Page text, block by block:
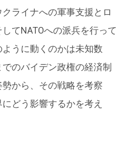
ライナへの軍事支援とロ
てNATOへの派兵を行って
うに動くのかは未知数
のバイデン政権の経済制
から、その戦略を考察
どう影響するかを考え